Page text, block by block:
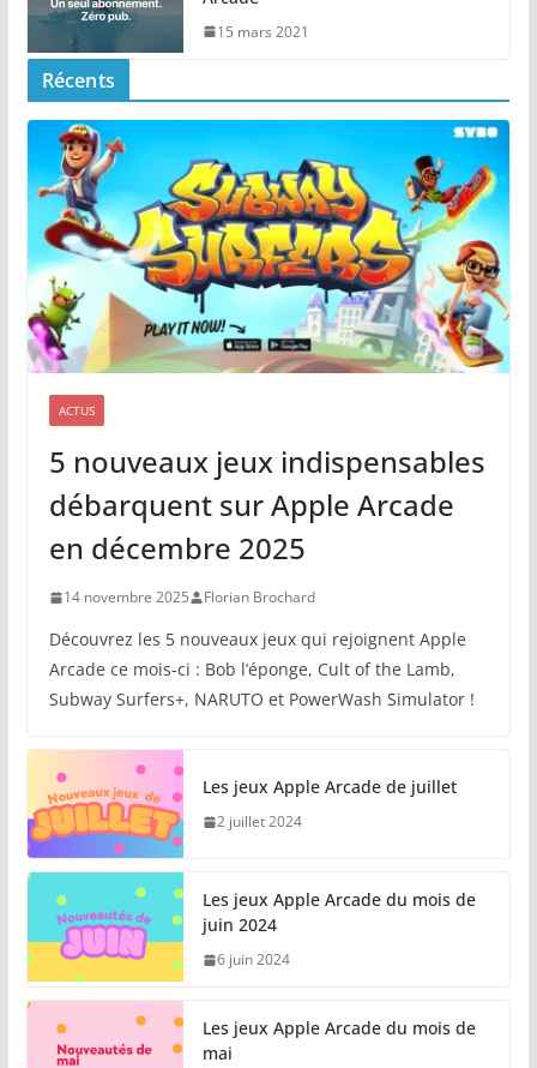
15 mars 2021
Récents
ACTUS
5 nouveaux jeux indispensables
débarquent sur Apple Arcade
en décembre 2025
14 novembre 2025 Florian Brochard
Découvrez les 5 nouveaux jeux qui rejoignent Apple
Arcade ce mois-ci : Bob l’éponge, Cult of the Lamb,
Subway Surfers+, NARUTO et PowerWash Simulator !
Les jeux Apple Arcade de juillet
2 juillet 2024
Les jeux Apple Arcade du mois de
juin 2024
6 juin 2024
Les jeux Apple Arcade du mois de
mai